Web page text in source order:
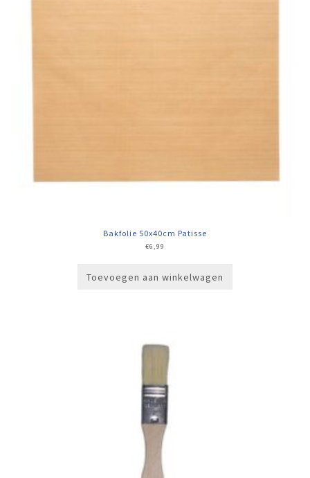
Bakfolie 50x40cm Patisse
€6,99
Toevoegen aan winkelwagen